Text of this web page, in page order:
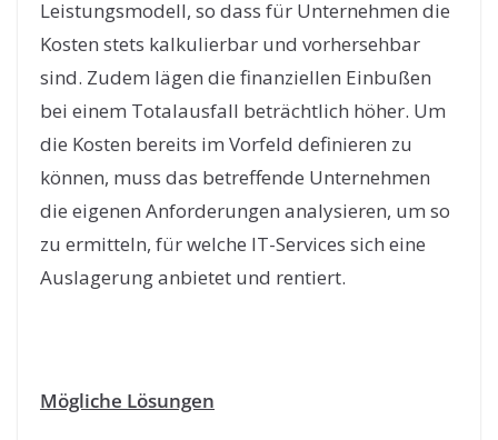
Leistungsmodell, so dass für Unternehmen die
Kosten stets kalkulierbar und vorhersehbar
sind. Zudem lägen die finanziellen Einbußen
bei einem Totalausfall beträchtlich höher. Um
die Kosten bereits im Vorfeld definieren zu
können, muss das betreffende Unternehmen
die eigenen Anforderungen analysieren, um so
zu ermitteln, für welche IT-Services sich eine
Auslagerung anbietet und rentiert.
Mögliche Lösungen